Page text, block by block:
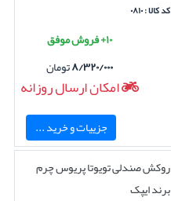
کد کالا : ۰۸۱۰
۱۰+ فروش موفق
۸/۳۲۰/۰۰۰تومان
امکان ارسال روزانه
جزییات و خرید ...
روکش صندلی تویوتا پریوس چرم
برند ایپک